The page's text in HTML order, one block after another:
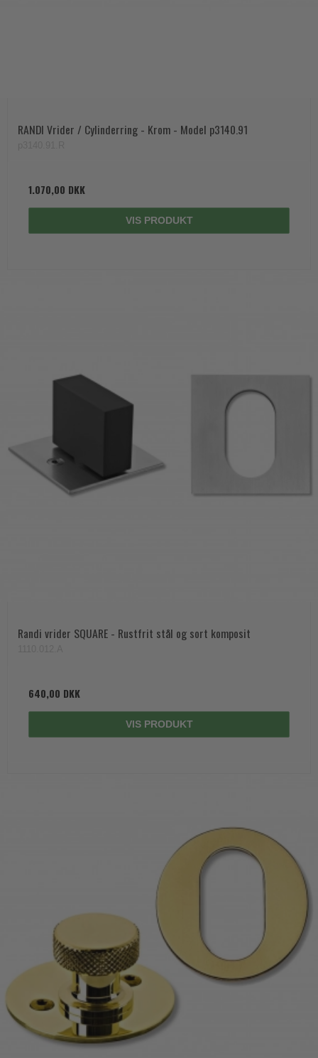
RANDI Vrider / Cylinderring - Krom - Model p3140.91
1.070,00 DKK
VIS PRODUKT
Randi vrider SQUARE - Rustfrit stål og sort komposit
640,00 DKK
VIS PRODUKT